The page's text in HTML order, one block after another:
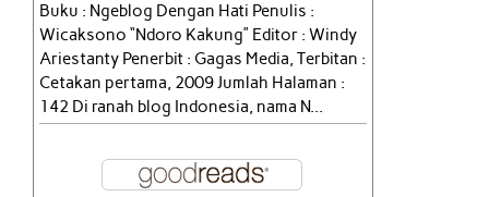
Buku : Ngeblog Dengan Hati Penulis :
Wicaksono “Ndoro Kakung” Editor : Windy
Ariestanty Penerbit : Gagas Media, Terbitan :
Cetakan pertama, 2009 Jumlah Halaman :
142 Di ranah blog Indonesia, nama N...